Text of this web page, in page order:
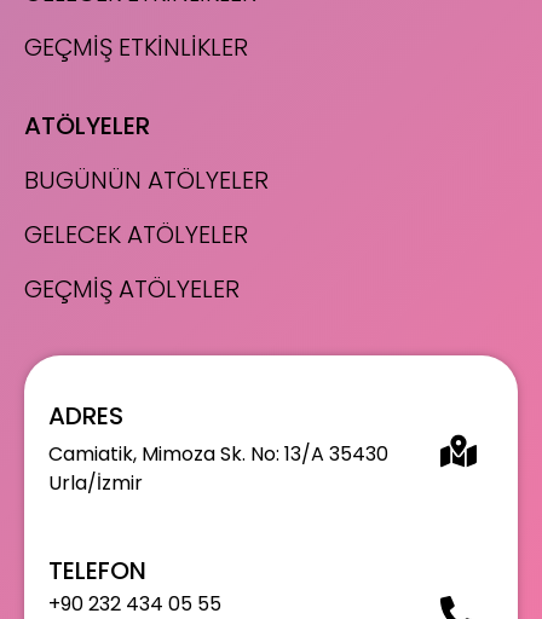
GEÇMİŞ ETKİNLİKLER
ATÖLYELER
BUGÜNÜN ATÖLYELER
GELECEK ATÖLYELER
GEÇMİŞ ATÖLYELER
ADRES
Camiatik, Mimoza Sk. No: 13/A 35430
Urla/İzmir
TELEFON
+90 232 434 05 55